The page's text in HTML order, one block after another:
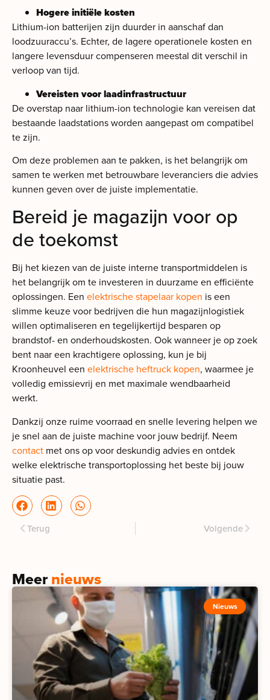
Hogere initiële kosten
Lithium-ion batterijen zijn duurder in aanschaf dan
loodzuuraccu’s. Echter, de lagere operationele kosten en
langere levensduur compenseren meestal dit verschil in
verloop van tijd.
Vereisten voor laadinfrastructuur
De overstap naar lithium-ion technologie kan vereisen dat
bestaande laadstations worden aangepast om compatibel
te zijn.
Om deze problemen aan te pakken, is het belangrijk om
samen te werken met betrouwbare leveranciers die advies
kunnen geven over de juiste implementatie.
Bereid je magazijn voor op
de toekomst
Bij het kiezen van de juiste interne transportmiddelen is
het belangrijk om te investeren in duurzame en efficiënte
oplossingen. Een elektrische stapelaar kopen is een
slimme keuze voor bedrijven die hun magazijnlogistiek
willen optimaliseren en tegelijkertijd besparen op
brandstof- en onderhoudskosten. Ook wanneer je op zoek
bent naar een krachtigere oplossing, kun je bij
Kroonheuvel een elektrische heftruck kopen, waarmee je
volledig emissievrij en met maximale wendbaarheid
werkt.
Dankzij onze ruime voorraad en snelle levering helpen we
je snel aan de juiste machine voor jouw bedrijf. Neem
contact met ons op voor deskundig advies en ontdek
welke elektrische transportoplossing het beste bij jouw
situatie past.
Terug Volgende
Meernieuws
Nieuws